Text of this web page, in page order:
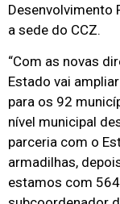
Desenvolvimento
a sede do CCZ.
“Com as novas
Estado vai
para os 92
nível municipal
parceria com o
armadilhas,
estamos com